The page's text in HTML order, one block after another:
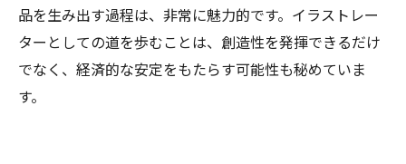
品を生み出す過程は、非常に魅力的です。イラストレー
ターとしての道を歩むことは、創造性を発揮できるだけ
でなく、経済的な安定をもたらす可能性も秘めていま
す。